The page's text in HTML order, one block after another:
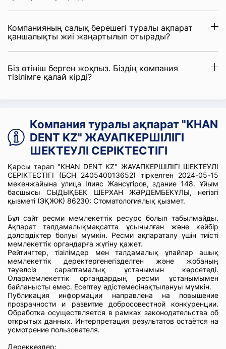
Компанияның салық берешегі туралы ақпарат
қаншалықты жиі жаңартылып отырады?
Біз өтініш берген жоқпыз. Біздің компания
тізілімге қалай кірді?
Компания туралы ақпарат "KHAN
DENT KZ" ЖАУАПКЕРШІЛІГІ
ШЕКТЕУЛІ СЕРІКТЕСТІГІ
Қарсы тарап "KHAN DENT KZ" ЖАУАПКЕРШІЛІГІ ШЕКТЕУЛІ
СЕРІКТЕСТІГІ (БСН 240540013652) тіркелген 2024-05-15
мекенжайына улица Ілияс Жансүгіров, здание 148. Ұйым
басшысы СЫДЫҚБЕК ШЕРХАН ЖӘРДЕМБЕКҰЛЫ, негізгі
қызметі (ЭҚЖЖ) 86230: Стоматологиялық қызмет.
Бұл сайт ресми мемлекеттік ресурс болып табылмайды.
Ақпарат талдамалықмақсатта ұсынылған және кейбір
дәлсіздіктер болуы мүмкін. Ресми ақпараталу үшін тиісті
мемлекеттік органдарға жүгіну қажет.
Рейтингтер, тізілімдер мен талдамалық ұпайлар ашық
мемлекеттік деректергенегізделген және жобаның
тәуелсіз сараптамалық ұстанымын көрсетеді.
Олармемлекеттік органдардың ресми ұстанымымен
байланысты емес. Есептеу әдістемесінақтылануы мүмкін.
Публикация информации направлена на повышение
прозрачности и развитие добросовестной конкуренции.
Обработка осуществляется в рамках законодательства об
открытых данных. Интерпретация результатов остаётся на
усмотрение пользователя.
Дереккөздер: